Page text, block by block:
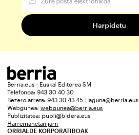
Berria.eus - Euskal Editorea SM
Telefonoa: 943 30 40 30
Bezero arreta: 943 30 43 45 | laguna@berria.eus
Webgunea: webgunea@berria.eus
Publizitatea: publi@bidera.eus
Harremanetan jarri
ORRIALDE KORPORATIBOAK